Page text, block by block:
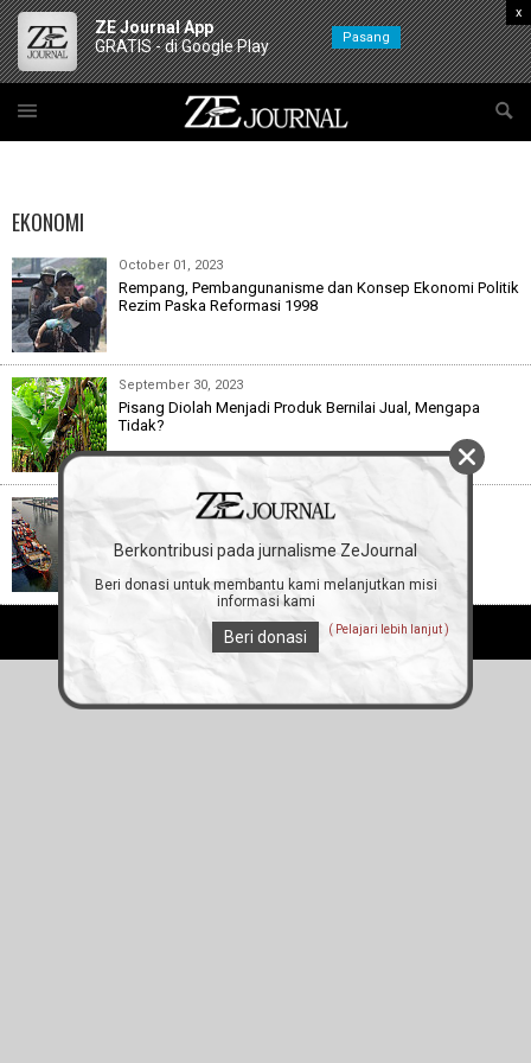
ZE Journal App
GRATIS - di Google Play
x
Pasang
EKONOMI
October 01, 2023
Rempang, Pembangunanisme dan Konsep Ekonomi Politik
Rezim Paska Reformasi 1998
September 30, 2023
Pisang Diolah Menjadi Produk Bernilai Jual, Mengapa
Tidak?
April 01, 2022
Dinamika Ekonomi Global dan Pengaruhnya Bagi
Indonesia
Semua hak dilindungi ZEjournal.mobi 2012 - 2026
Berkontribusi pada jurnalisme ZeJournal
Beri donasi untuk membantu kami melanjutkan misi
informasi kami
Beri donasi ( Pelajari lebih lanjut )